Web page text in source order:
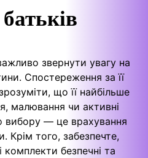
звернути увагу на
Спостереження за її
що її найбільше
малювання чи активні
вибору — це врахування
Крім того, забезпечте,
комплекти безпечні та